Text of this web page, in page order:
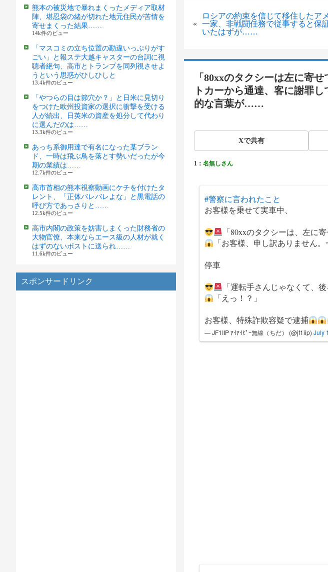
熊本の被災地で暴れまくったメディア取材
陣、堪忍袋の緒が切れた地元住民が苦情を
寄せまくった結果……
14k件のビュー
「マスコミの立ち位置の勘違いっぷりがす
ごい」と報ステ大越キャスターの台詞に視
聴者絶句、高市とトランプを同列視させよ
うという思惑がひしひしと
13.4k件のビュー
「やつらの目は節穴か？」と日米に見切り
をつけた欧州投資家の選択に衝撃を受ける
人が続出、日英米の資産を処分して代わり
に選んだのは……
13.3k件のビュー
あっち系御用達で有名になった某ブラン
ド、一時は飛ぶ鳥を落とす勢いだったが今
期の業績は……
12.7k件のビュー
高市首相の熊本視察動画にケチを付けたタ
レント、「正体バレバレよな」と黒電話の
呼び方であっさりと……
12.5k件のビュー
高市内閣の政策を妨害しまくった財務省の
大物官僚、本来ならエース級の人材が就く
はずのないポストに送られ……
11.6k件のビュー
スポンサードリンク
«
ロシアの約束を信じて移住したア
一家、非戦闘任務で従事すると保
いたはずが……
「80xxのタクシーは左に寄
トカーから通達、客に謝罪
的な言葉が……
Xで共有
1： 名無しさん
#警察に言われたこと
お客様を乗せて実車中、
「80xxのタクシーは、左に
「お客様、申し訳ありません
停車
「運転手さんじゃなくて、
「えっ！？」
お客様、特殊詐欺容疑で逮捕
— JF1IIP ｱｲｱｲﾋﾟｰ無線（ちだ） (@jf1iip) July